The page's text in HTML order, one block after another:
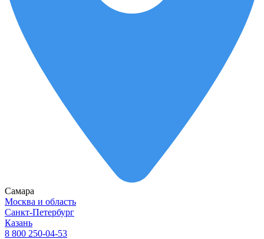
Самара
Москва и область
Санкт-Петербург
Казань
8 800 250-04-53